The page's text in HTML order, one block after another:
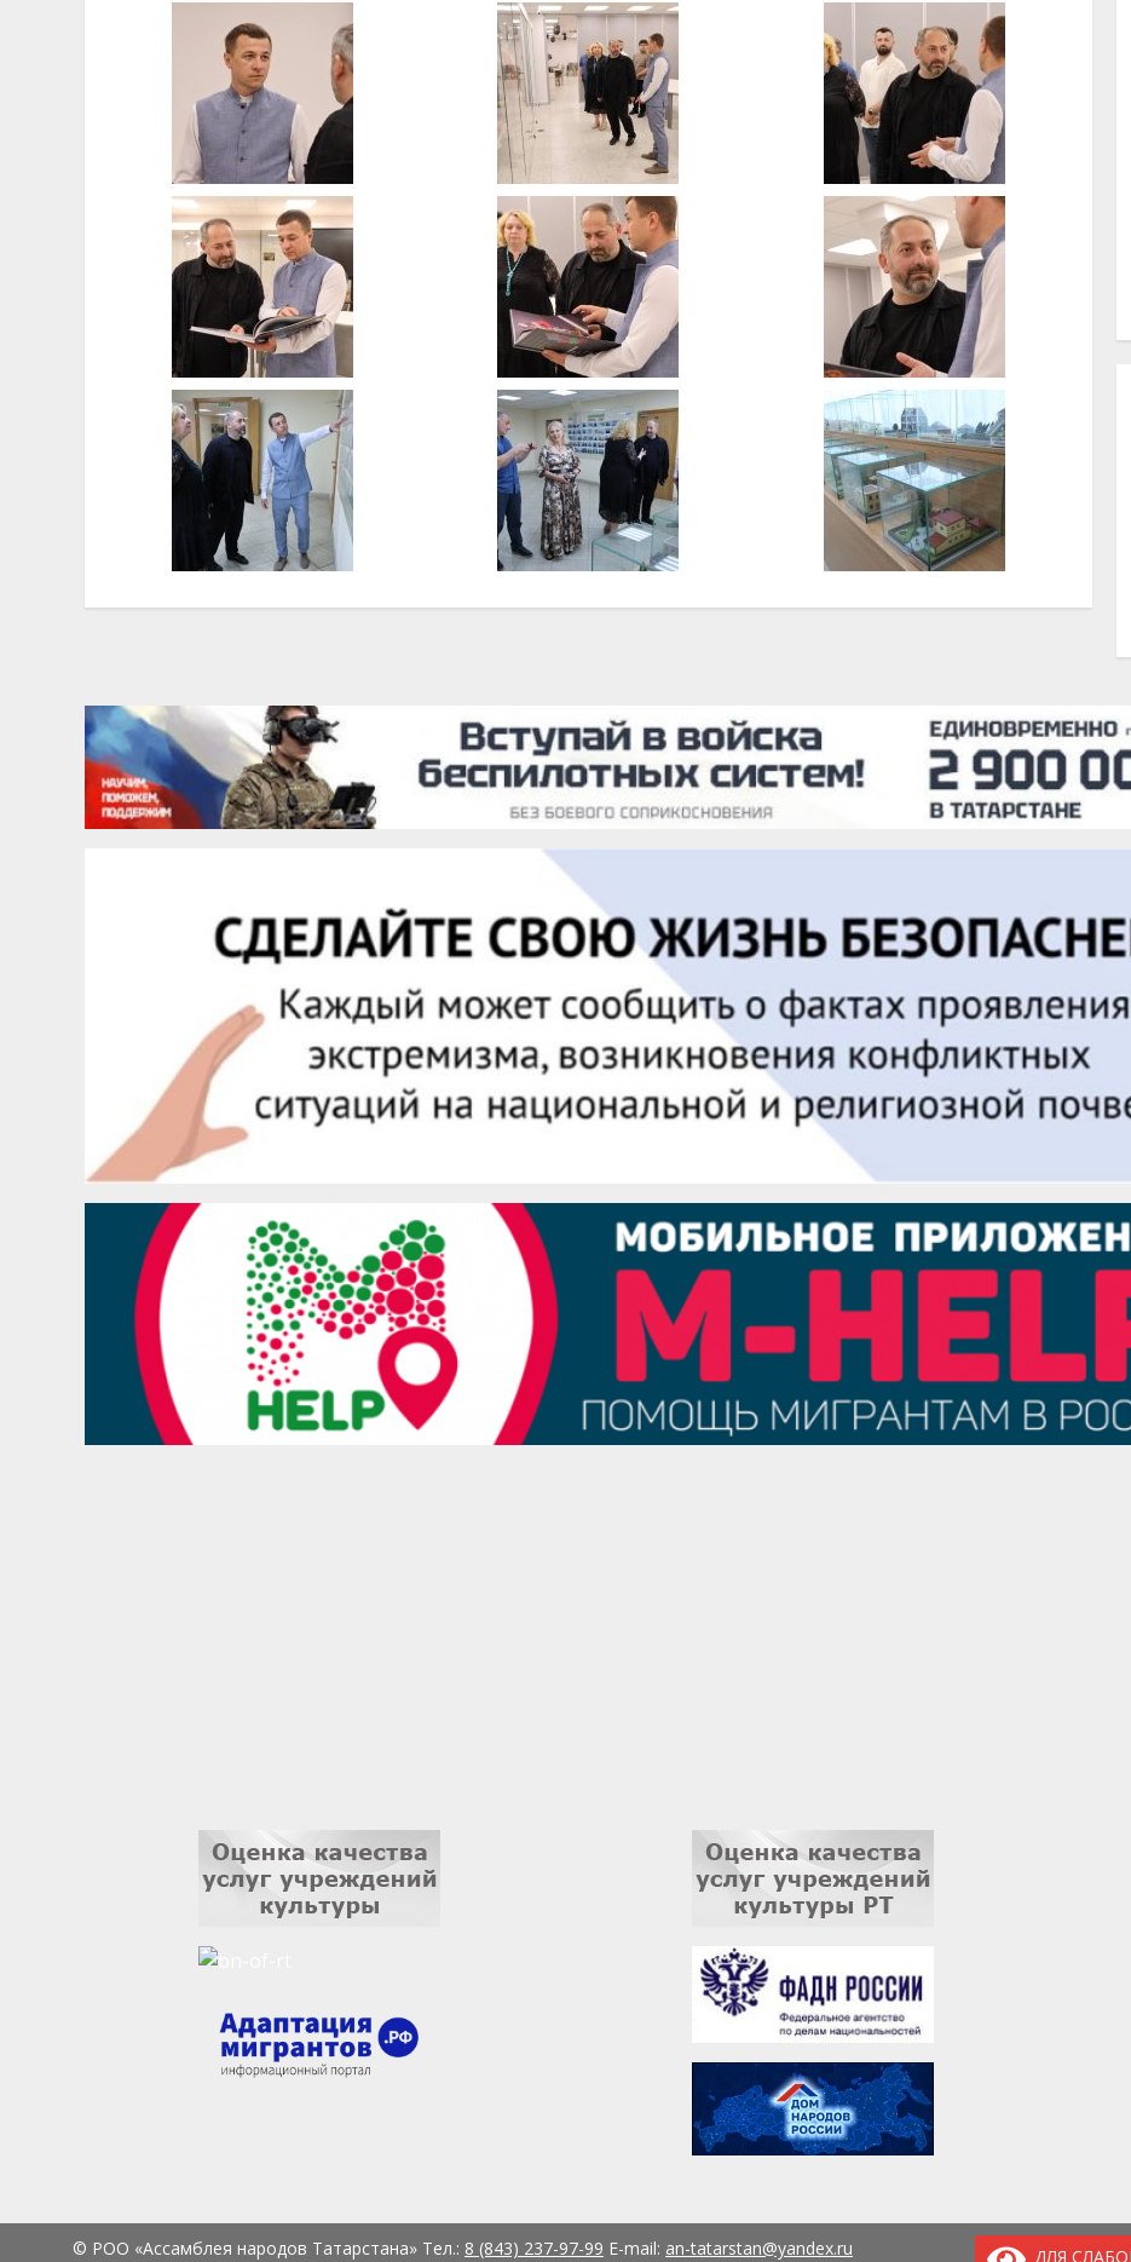
ДЛЯ
© РОО «Ассамблея народов Татарстана» Тел.: 8 (843) 237-97-99 E-mail: an-tatarstan@yandex.ru